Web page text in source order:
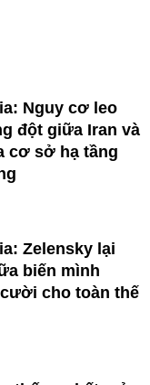
Nguy cơ leo
đột giữa Iran và
cơ sở hạ tầng
Zelensky lại
biến mình
cho toàn thế